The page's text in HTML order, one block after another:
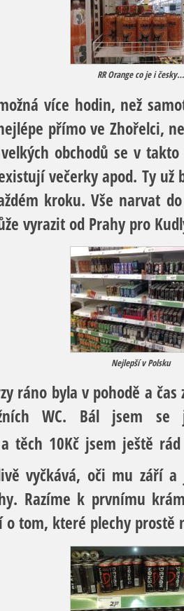
RR Orange co je i česky…
více hodin, než
přímo ve Zhořelci,
obchodů se v
večerky apod. Ty
kroku. Vše narvat
vyrazit od Prahy pro
Nejlepší v Polsku
ráno byla v pohodě a
WC. Bál jsem
těch 10Kč jsem ještě
vyčkává, oči mu září
Razíme k prvnímu
o tom, které plechy prostě